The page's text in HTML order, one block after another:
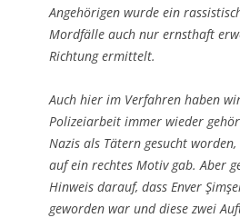
Angehörigen wurde ein
Mordfälle auch nur ernsthaft
Richtung ermittelt.
Auch hier im Verfahren haben
Polizeiarbeit immer wieder
Nazis als Tätern gesucht
auf ein rechtes Motiv gab. Aber
Hinweis darauf, dass Enver
geworden war und diese zwei